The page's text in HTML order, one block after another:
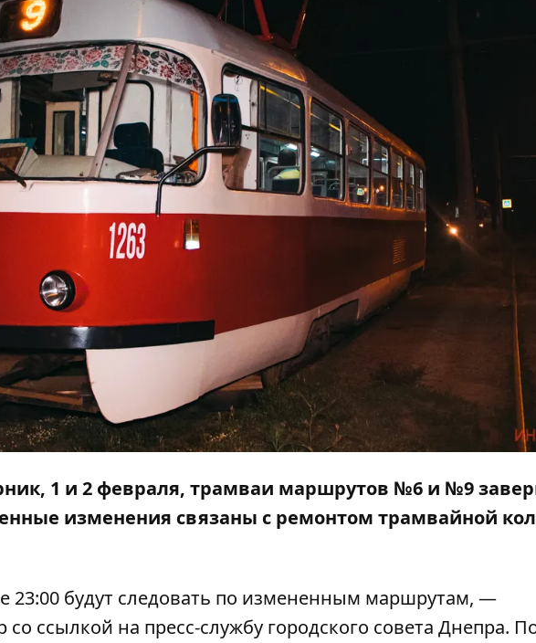
1 и 2 февраля, трамваи маршрутов №6 и №9
изменения связаны с ремонтом трамвайной
23:00 будут следовать по измененным маршрутам, —
со ссылкой на пресс-службу городского совета Днепра.